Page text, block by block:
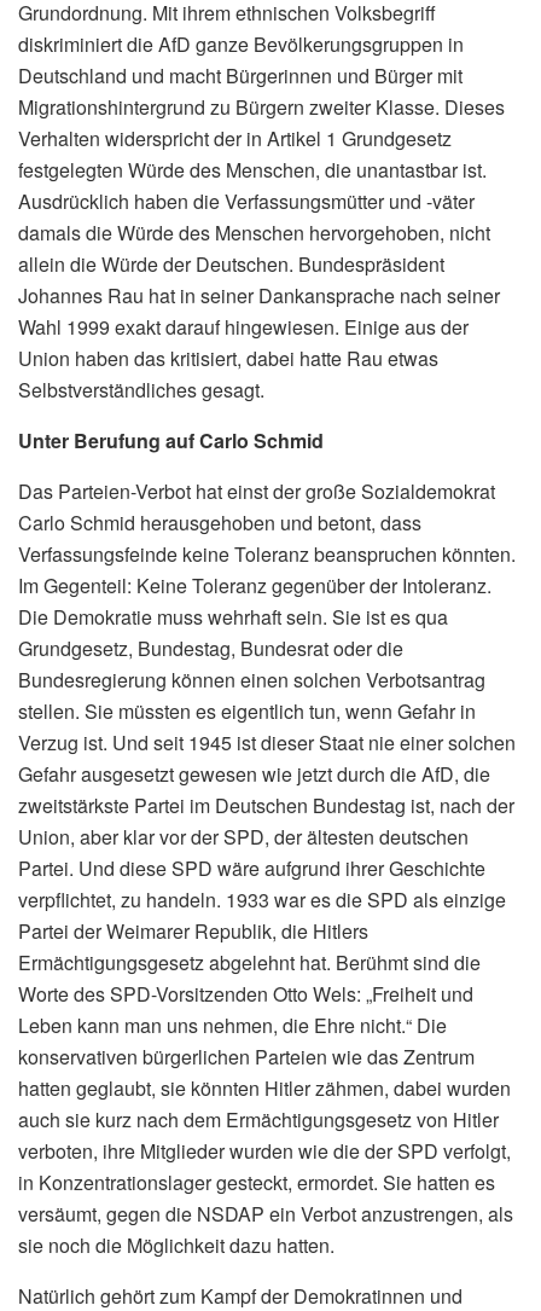
Grundordnung. Mit ihrem ethnischen Volksbegriff
diskriminiert die AfD ganze Bevölkerungsgruppen in
Deutschland und macht Bürgerinnen und Bürger mit
Migrationshintergrund zu Bürgern zweiter Klasse. Dieses
Verhalten widerspricht der in Artikel 1 Grundgesetz
festgelegten Würde des Menschen, die unantastbar ist.
Ausdrücklich haben die Verfassungsmütter und -väter
damals die Würde des Menschen hervorgehoben, nicht
allein die Würde der Deutschen. Bundespräsident
Johannes Rau hat in seiner Dankansprache nach seiner
Wahl 1999 exakt darauf hingewiesen. Einige aus der
Union haben das kritisiert, dabei hatte Rau etwas
Selbstverständliches gesagt.
Unter Berufung auf Carlo Schmid
Das Parteien-Verbot hat einst der große Sozialdemokrat
Carlo Schmid herausgehoben und betont, dass
Verfassungsfeinde keine Toleranz beanspruchen könnten.
Im Gegenteil: Keine Toleranz gegenüber der Intoleranz.
Die Demokratie muss wehrhaft sein. Sie ist es qua
Grundgesetz, Bundestag, Bundesrat oder die
Bundesregierung können einen solchen Verbotsantrag
stellen. Sie müssten es eigentlich tun, wenn Gefahr in
Verzug ist. Und seit 1945 ist dieser Staat nie einer solchen
Gefahr ausgesetzt gewesen wie jetzt durch die AfD, die
zweitstärkste Partei im Deutschen Bundestag ist, nach der
Union, aber klar vor der SPD, der ältesten deutschen
Partei. Und diese SPD wäre aufgrund ihrer Geschichte
verpflichtet, zu handeln. 1933 war es die SPD als einzige
Partei der Weimarer Republik, die Hitlers
Ermächtigungsgesetz abgelehnt hat. Berühmt sind die
Worte des SPD-Vorsitzenden Otto Wels: „Freiheit und
Leben kann man uns nehmen, die Ehre nicht.“ Die
konservativen bürgerlichen Parteien wie das Zentrum
hatten geglaubt, sie könnten Hitler zähmen, dabei wurden
auch sie kurz nach dem Ermächtigungsgesetz von Hitler
verboten, ihre Mitglieder wurden wie die der SPD verfolgt,
in Konzentrationslager gesteckt, ermordet. Sie hatten es
versäumt, gegen die NSDAP ein Verbot anzustrengen, als
sie noch die Möglichkeit dazu hatten.
Natürlich gehört zum Kampf der Demokratinnen und